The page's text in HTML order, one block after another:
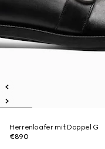
Herrenloafer mit Doppel G
€890